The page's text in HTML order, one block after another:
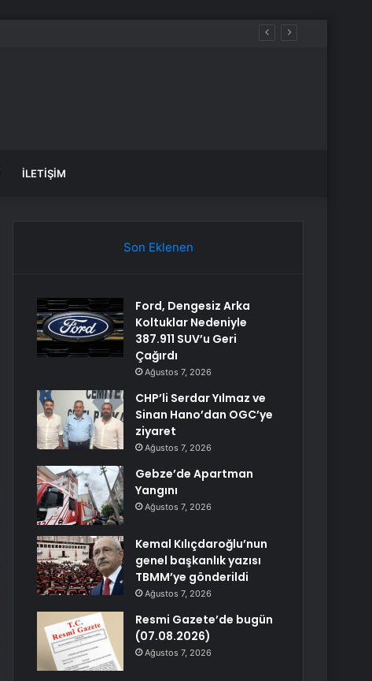
İLETIŞIM
Son Eklenen
Ford, Dengesiz Arka
Koltuklar Nedeniyle
387.911 SUV’u Geri
Çağırdı
Ağustos 7, 2026
CHP’li Serdar Yılmaz ve
Sinan Hano’dan OGC’ye
ziyaret
Ağustos 7, 2026
Gebze’de Apartman
Yangını
Ağustos 7, 2026
Kemal Kılıçdaroğlu’nun
genel başkanlık yazısı
TBMM’ye gönderildi
Ağustos 7, 2026
Resmi Gazete’de bugün
(07.08.2026)
Ağustos 7, 2026